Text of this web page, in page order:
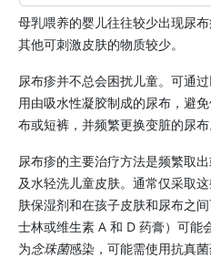
母乳喂养的婴儿往往较少出现尿
其他可刺激皮肤的物质较少。
尿布疹并不总会困扰儿童。可通
用由吸水性凝胶制成的尿布，避
布或短裤，并频繁更换变脏的尿布
尿布疹的主要治疗方法是频繁取
及水轻洗儿童皮肤。通常仅采取
肤保湿剂和在孩子皮肤和尿布之
士林或维生素 A 和 D 药膏）可能
为念珠菌感染，可能需使用抗真